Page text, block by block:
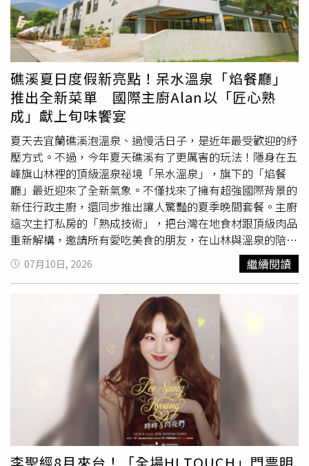
症狀，例如皮膚發緊發乾、易過敏、皮膚變差等，這類現象
在現代醫學上稱之為"空調綜合症"或"空調病"。2.忌冷水洗
浴：夏季天氣炎熱，人的毛細孔均處於開泄狀態，因此，寒
氣極易侵入人體，導致陽氣暗損。身體在燥熱的情況下，突
然下到冷水裡，身體受到冷的刺激，會造成不適，一冷一熱
更容易得風濕。即使是熱水洗浴，亦要注意洗浴後避風，嬰
兒及小孩更需注意。四、行的開運大法：忌熬夜：「大暑」
炎熱，容易耗氣，最好能早點休息，不要熬夜。要調整起
居，讓睡眠充足，中午應午睡半至一小時，因睡眠與情緒和
免疫力密切相關，睡眠不足抵抗力會變差。五、育的開運大
法：忌大量勞動：大暑天氣悶熱、潮濕，人體感覺不舒服，
容易中暑。因此，要避免過度勞動，同時減少運動量，少出
門活動。六、樂的開運大法：切勿急躁：「大暑」高溫酷
熱，易動肝火，容易心煩意亂、食欲不振、急躁焦慮等；靜
心養生，俗話說「心靜自然涼」，心態宜清靜，越是天熱越
樂於工作於生活之間取得平衡，「其實這些年一直陸續接獲
返台開唱邀約，自己始終很期待能再回到台灣與歌迷見面，
只是礙於巡演規劃、檔期安排及場地等因素遲遲未能促
成。」此次在主辦單位積極邀請下，終於敲定這場相隔15年
的台灣演唱會，讓她得以如願重返台灣舞台再開唱，「真的
是緣分到了，感謝上天的安排！」此次高流演唱會是尤雅出
道至今在台灣的第三次大型演唱會，曾於2006年及2010年
在台北開唱的她，剛好都遇到四年一度的世界盃足球賽，這
次又恰巧遇見，讓她直言：「只能說這一切真是太巧合、太
有緣分了！」有趣的是，愛運動的尤雅自曝其實自己是標準
足球迷，凡是任何運動賽事都不會錯過，這也成了她在家最
常做的休閒娛樂之一，「像是 FIFA 足球賽，還有美國冬天
的美式足球賽、棒球賽、網球賽、高爾夫球賽我都愛看，光
是看這些最愛的運動節目，就已經讓我夠忙碌了！」尤雅每
次在台灣開唱都剛好遇到世界盃。（圖／全球音樂經紀提
供）出道50年首次在高雄開唱的尤雅提及對港都的印象，她
表示：「小時候曾搭飛機到高雄表演，一眼就喜歡上了這
裡。這裡的人非常熱情，地方很大，而且小吃又特別！我當
時就默默許下長大以後我一定要再來高雄玩，沒想到真的成
真！真的很開心！」而即將首次登上高流開唱，尤雅難掩興
奮表示：「隔了這麼多年再回到高雄，這裡已經華麗轉身成
國際都市，藉此見證高雄的成長跟繁榮，真的非常開心！」
演唱會門票已在KKTIX及全台全家便利商店熱賣中。
礁溪夏日度假新亮點！呆水溫泉「焰餐廳」
推出全新菜單 國際主廚Alan以「匠心熟
成」獻上旬味饗宴
夏天去宜蘭礁溪泡溫泉、過慢活日子，是近年最受歡迎的紓
壓方式。不過，今年夏天礁溪有了更厲害的玩法！隱身在五
峰旗山林裡的頂級溫泉祕境「呆水溫泉」，旗下的「焰餐
廳」最近迎來了全新氣象。不僅找來了擁有超強國際背景的
新任行政主廚，還同步推出讓人驚豔的夏季晚間套餐。主廚
這次主打私房的「熟成技術」，把台灣在地食材跟頂級肉品
重新解構，邀請所有愛吃美食的朋友，在山林與溫泉的陪伴
下，來一場前所未有的夏日美食探險。精通三國語言的國際
主廚Alan，用食材「天然原味」征服饕客這次帶領廚藝團隊
全面升級的核心靈魂人物，是新任行政主廚劉宏威（Alan
Liu）。Alan 的廚藝生涯精彩得像一部周遊列國的遊記，他
曾留學澳洲與新加坡，並在紐西蘭與日本深度生活過。這段
國際歷練，讓他不僅精通中、英、日三國語言，更把多元文
化的精髓融入了料理靈魂中。礁溪夏日度假新亮點！呆水溫
泉「焰餐廳」推出全新菜單，國際主廚Alan以「匠心熟成」
獻上旬味饗宴。（圖片提供／呆水溫泉焰餐廳）受過多國文
化薰陶的 Alan，料理哲學其實很純粹，就是「善用食材的
天然原味」。他深信，厲害的料理不需要複雜的化學調味，
而是要靠精準的廚藝經驗與時間的物理變化（也就是熟
成），去激發食材最極致的鮮甜。在 Alan 的帶領下，不管
07月10日, 2026 繼續閱讀
李聖經8月來台！「全場HI TOUCH」門票明